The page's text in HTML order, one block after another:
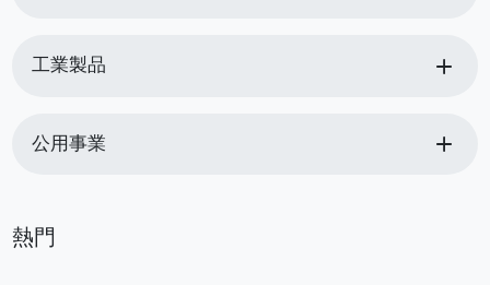
工業製品 add
公用事業 add
熱門